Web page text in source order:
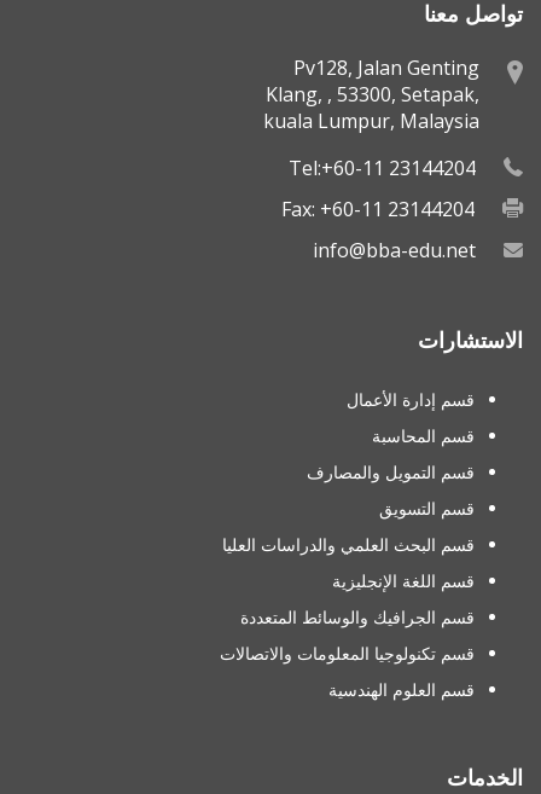
تواصل معنا
Pv128, Jalan Genting
Klang, , 53300, Setapak,
kuala Lumpur, Malaysia
Tel:+60-11 23144204
Fax: +60-11 23144204
info@bba-edu.net
الاستشارات
قسم إدارة الأعمال
قسم المحاسبة
قسم التمويل والمصارف
قسم التسويق
قسم البحث العلمي والدراسات العليا
قسم اللغة الإنجليزية
قسم الجرافيك والوسائط المتعددة
قسم تكنولوجيا المعلومات والاتصالات
قسم العلوم الهندسية
الخدمات